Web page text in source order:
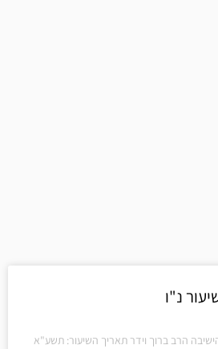
נ"ו
הרב ברוך וידר תאריך השיעור: תשע"א